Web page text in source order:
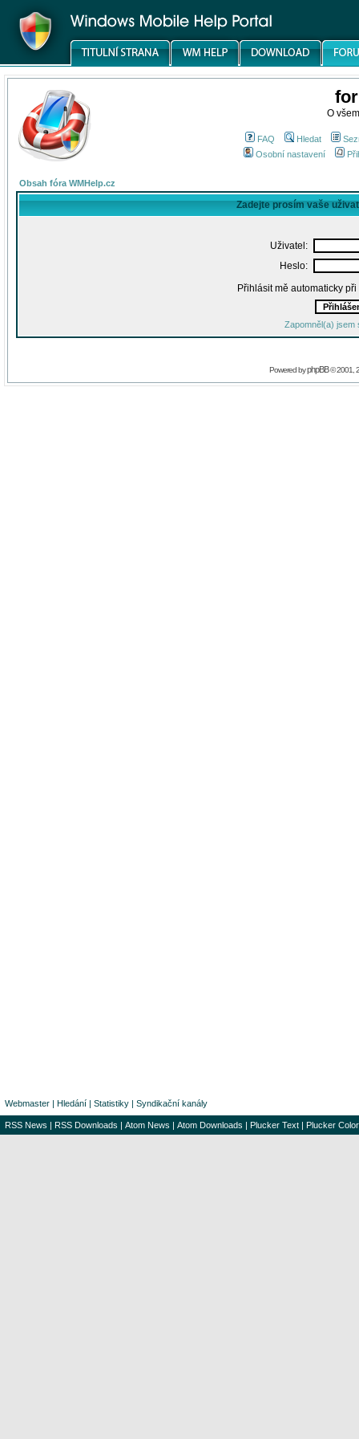
O
FAQ Hledat
Osobní nastavení
Obsah fóra WMHelp.cz
Zadejte prosím vaše
Uživatel:
Heslo:
Přihlásit mě automaticky
Zapomněl(a) jsem
Powered byphpBB© 2001,
Webmaster | Hledání | Statistiky | Syndikační kanály
RSS News | RSS Downloads | Atom News | Atom Downloads | Plucker Text | Plucker Color